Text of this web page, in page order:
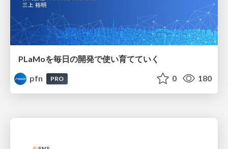
PLaMoを毎日の開発で使い育てていく
pfn
PRO 0 180